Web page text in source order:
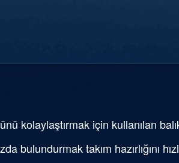
kolaylaştırmak için kullanılan
bulundurmak takım hazırlığını